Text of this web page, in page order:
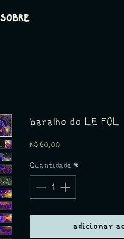
SOBRE
baralho do LE FOL
R$ 60,00
Quantidade *
adicionar